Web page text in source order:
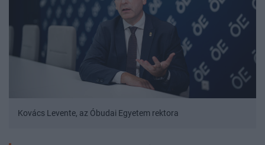
Kovács Levente, az Óbudai Egyetem rektora